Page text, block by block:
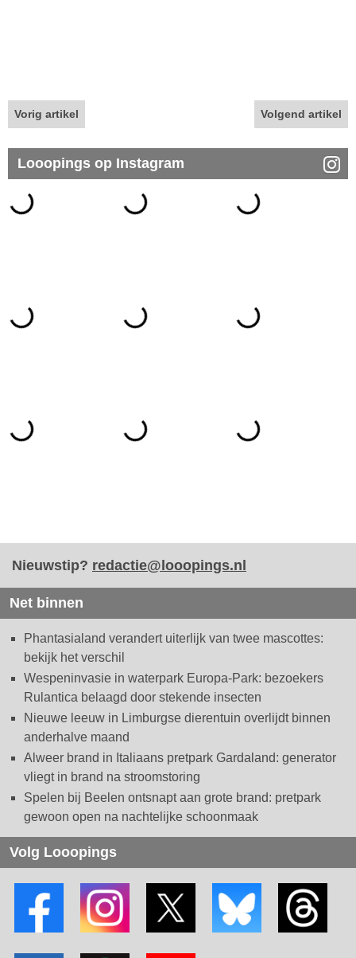
Vorig artikel Volgend artikel
Looopings op Instagram
Nieuwstip? redactie@looopings.nl
Net binnen
Phantasialand verandert uiterlijk van twee mascottes:
bekijk het verschil
Wespeninvasie in waterpark Europa-Park: bezoekers
Rulantica belaagd door stekende insecten
Nieuwe leeuw in Limburgse dierentuin overlijdt binnen
anderhalve maand
Alweer brand in Italiaans pretpark Gardaland: generator
vliegt in brand na stroomstoring
Spelen bij Beelen ontsnapt aan grote brand: pretpark
gewoon open na nachtelijke schoonmaak
Volg Looopings